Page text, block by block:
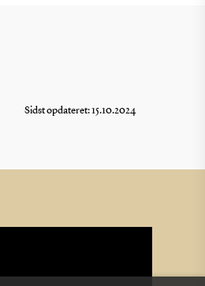
Sidst opdateret: 15.10.2024